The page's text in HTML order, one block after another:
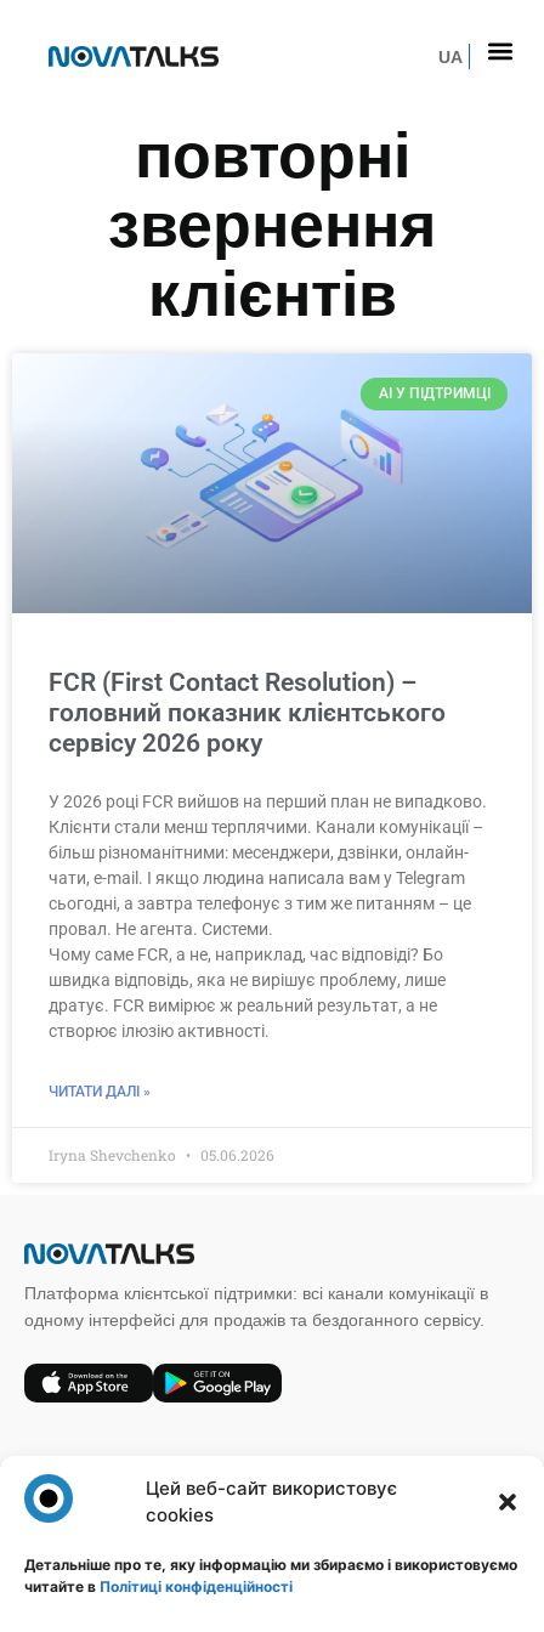
Цей веб-сайт використовує
cookies
Детальніше про те, яку інформацію ми збираємо і використовуємо
читайте в Політиці конфіденційності
UA
повторні
звернення
клієнтів
AI У ПІДТРИМЦІ
FCR (First Contact Resolution) –
головний показник клієнтського
сервісу 2026 року
У 2026 році FCR вийшов на перший план не випадково.
Клієнти стали менш терплячими. Канали комунікації –
більш різноманітними: месенджери, дзвінки, онлайн-
чати, e-mail. І якщо людина написала вам у Telegram
сьогодні, а завтра телефонує з тим же питанням – це
провал. Не агента. Системи.
Чому саме FCR, а не, наприклад, час відповіді? Бо
швидка відповідь, яка не вирішує проблему, лише
дратує. FCR вимірює ж реальний результат, а не
створює ілюзію активності.
ЧИТАТИ ДАЛІ »
Iryna Shevchenko 05.06.2026
Платформа клієнтської підтримки: всі канали комунікації в
одному інтерфейсі для продажів та бездоганного сервісу.
sales@novatalks.com.ua
Форма зворотного зв'язку
Правова інформація